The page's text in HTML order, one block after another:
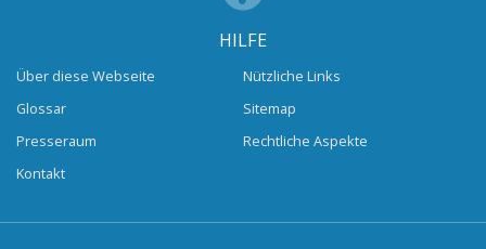
HILFE
Über diese Webseite
Glossar
Presseraum
Kontakt
Nützliche Links
Sitemap
Rechtliche Aspekte